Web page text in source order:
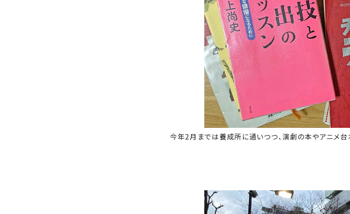
今年2月までは養成所に通いつつ、演劇の本やアニメ台